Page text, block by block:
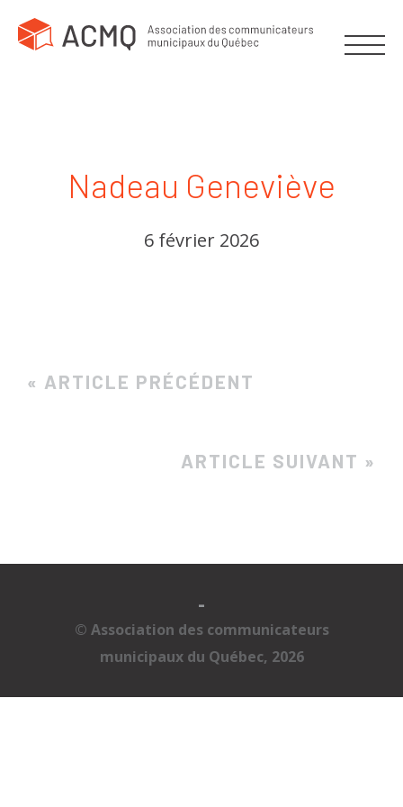
Nadeau Geneviève
6 février 2026
« ARTICLE PRÉCÉDENT
ARTICLE SUIVANT »
-
© Association des communicateurs
municipaux du Québec, 2026